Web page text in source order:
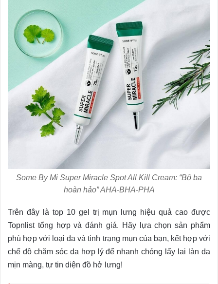
Some By Mi Super Miracle Spot All Kill Cream: “Bộ ba
hoàn hảo” AHA-BHA-PHA
Trên đây là top 10 gel trị mụn lưng hiệu quả cao được
Topnlist tổng hợp và đánh giá. Hãy lựa chọn sản phẩm
phù hợp với loại da và tình trạng mụn của bạn, kết hợp với
chế độ chăm sóc da hợp lý để nhanh chóng lấy lại làn da
mịn màng, tự tin diện đồ hở lưng!